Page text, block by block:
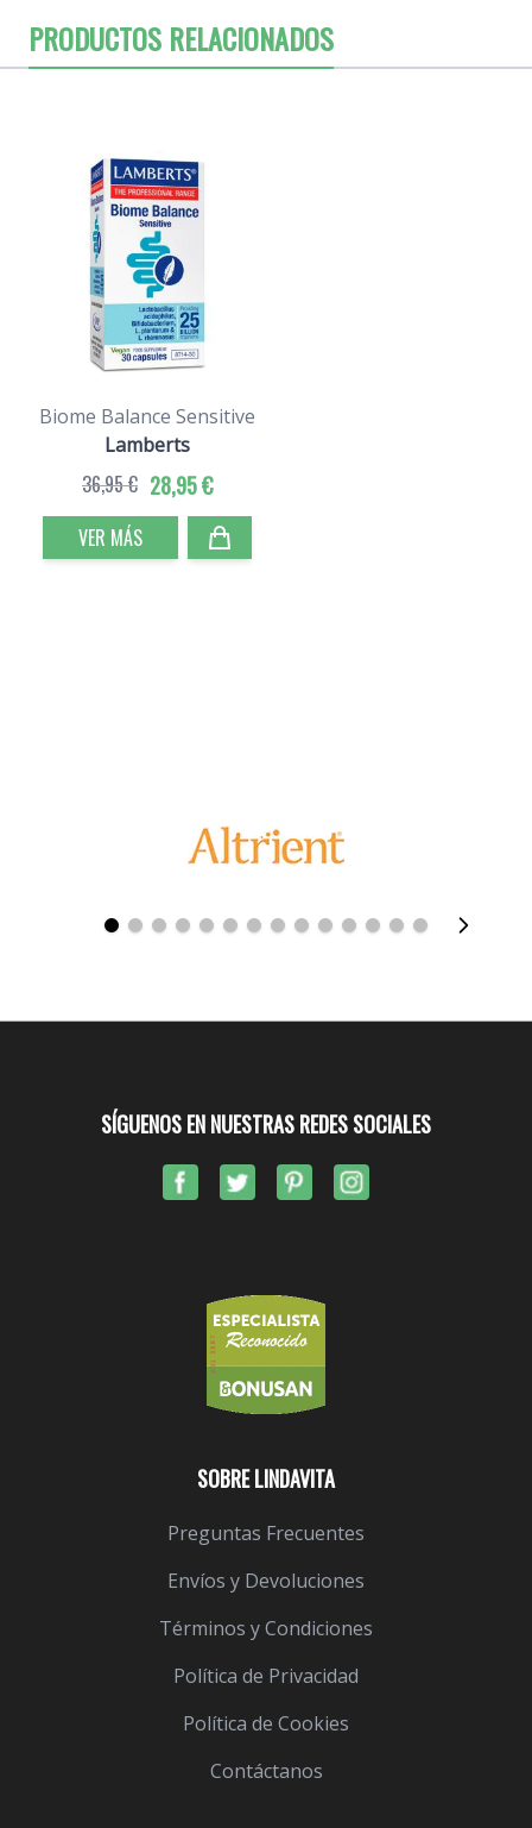
PRODUCTOS RELACIONADOS
Biome Balance Sensitive
Lamberts
28,95 €
36,95 €
VER MÁS
SOBRE LINDAVITA
Preguntas Frecuentes
Envíos y Devoluciones
Términos y Condiciones
Política de Privacidad
Política de Cookies
Contáctanos
SÍGUENOS EN NUESTRAS REDES SOCIALES